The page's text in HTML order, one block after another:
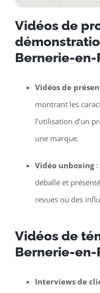
Vidéos de
Bernerie-en-
Vidéos de
montrant les
l’utilisation d’un
une marque.
Vidéo unboxing:
déballé et
revues ou des
Vidéos de
Bernerie-en-
Interviews de